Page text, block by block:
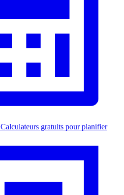
Calculateurs gratuits pour planifier